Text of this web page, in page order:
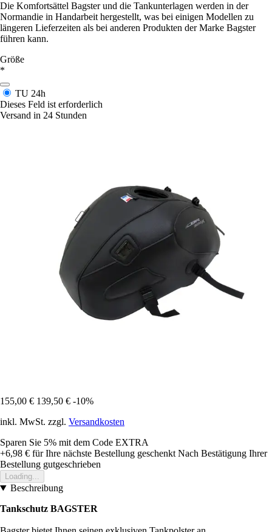
Die Komfortsättel Bagster und die Tankunterlagen werden in der
Normandie in Handarbeit hergestellt, was bei einigen Modellen zu
längeren Lieferzeiten als bei anderen Produkten der Marke Bagster
führen kann.
Größe
*
TU 24h
Dieses Feld ist erforderlich
Versand in 24 Stunden
155,00 € 139,50 € -10%
inkl. MwSt. zzgl. Versandkosten
Sparen Sie 5% mit dem Code EXTRA
+6,98 € für Ihre nächste Bestellung geschenkt Nach Bestätigung Ihrer
Bestellung gutgeschrieben
Loading...
Beschreibung
Tankschutz BAGSTER